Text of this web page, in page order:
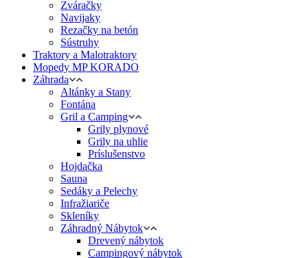
Zváračky
Navijaky
Rezačky na betón
Sústruhy
Traktory a Malotraktory
Mopedy MP KORADO
Záhrada
Altánky a Stany
Fontána
Gril a Camping
Grily plynové
Grily na uhlie
Príslušenstvo
Hojdačka
Sauna
Sedáky a Pelechy
Infražiariče
Skleníky
Záhradný Nábytok
Drevený nábytok
Campingový nábytok